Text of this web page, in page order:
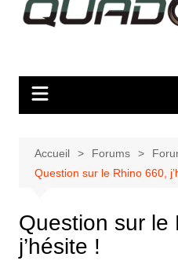
Accueil Forums
Question sur le Rhino 660,
Question sur le
j’hésite !